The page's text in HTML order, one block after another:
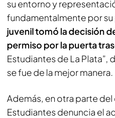
su entorno y
fundamentalmente por
juvenil tomó la decisión
permiso por la puerta
Estudiantes de La Plata”,
se fue de la mejor manera.
Además, en otra parte
Estudiantes denuncia el